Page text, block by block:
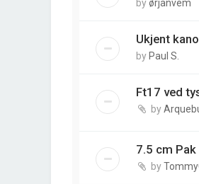
byørjanvem
Ukjent
by Paul S.
Ft17 ved
by
7.5 cm Pak
by